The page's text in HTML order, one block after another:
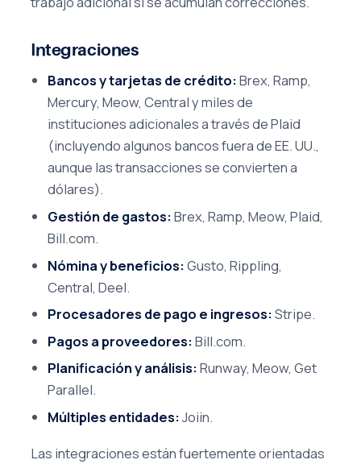
Integraciones
Bancos y tarjetas de crédito:Brex, Ramp,
Mercury, Meow, Central y miles de
instituciones adicionales a través de Plaid
(incluyendo algunos bancos fuera de EE. UU.,
aunque las transacciones se convierten a
dólares).
Gestión de gastos:Brex, Ramp, Meow, Plaid,
Bill.com.
Nómina y beneficios:Gusto, Rippling,
Central, Deel.
Procesadores de pago e ingresos:Stripe.
Pagos a proveedores:Bill.com.
Planificación y análisis:Runway, Meow, Get
Parallel.
Múltiples entidades:Joiin.
Las integraciones están fuertemente orientadas